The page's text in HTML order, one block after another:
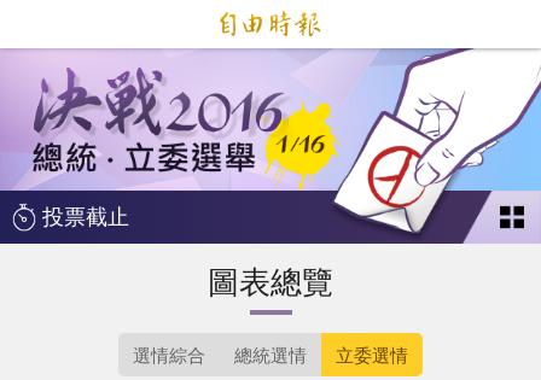
投票截止
圖表總覽
選情綜合 總統選情 立委選情